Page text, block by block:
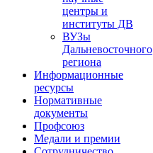
центры и
институты ДВ
ВУЗы
Дальневосточного
региона
Информационные
ресурсы
Нормативные
документы
Профсоюз
Медали и премии